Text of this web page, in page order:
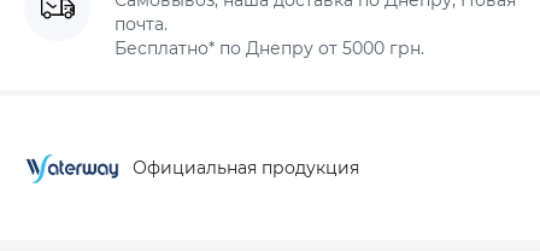
почта.
Бесплатно* по Днепру от 5000 грн.
Официальная продукция